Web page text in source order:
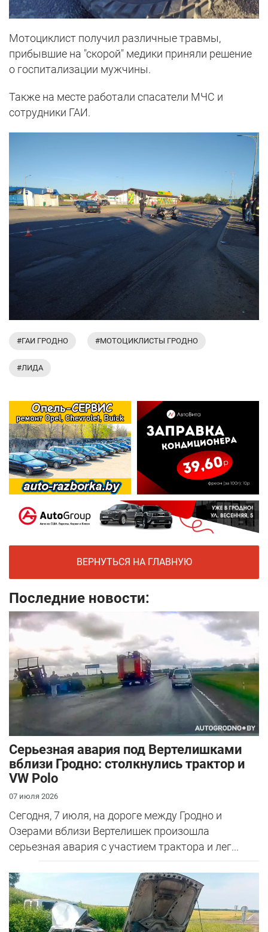
Мотоциклист получил различные травмы,
прибывшие на "скорой" медики приняли решение
о госпитализации мужчины.
Также на месте работали спасатели МЧС и
сотрудники ГАИ.
#ГАИ ГРОДНО #МОТОЦИКЛИСТЫ ГРОДНО
#ЛИДА
ВЕРНУТЬСЯ НА ГЛАВНУЮ
Последние новости:
Серьезная авария под Вертелишками
вблизи Гродно: столкнулись трактор и
VW Polo
07 июля 2026
Сегодня, 7 июля, на дороге между Гродно и
Озерами вблизи Вертелишек произошла
серьезная авария с участием трактора и лег...